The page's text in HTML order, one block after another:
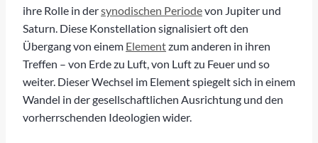
ihre Rolle in dersynodischen Periodevon Jupiter und
Saturn. Diese Konstellation signalisiert oft den
Übergang von einem Elementzum anderen in ihren
Treffen – von Erde zu Luft, von Luft zu Feuer und so
weiter. Dieser Wechsel im Element spiegelt sich in einem
Wandel in der gesellschaftlichen Ausrichtung und den
vorherrschenden Ideologien wider.